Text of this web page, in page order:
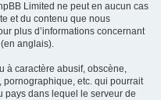
Limited ne peut en aucun cas
et du contenu que nous
plus d’informations concernant
(en anglais).
à caractère abusif, obscène,
etc. qui pourrait
pays dans lequel le serveur de